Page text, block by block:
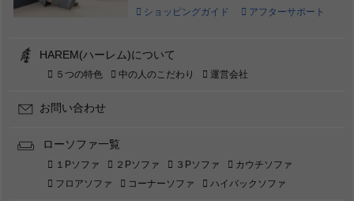
ショッピングガイド
アフターサポート
HAREM(ハーレム)について
５つの特色 中の人のこだわり 運営会社
お問い合わせ
ローソファ一覧
１Pソファ ２Pソファ ３Pソファ
カウチソファ
フロアソファ
コーナーソファ ハイバックソファ